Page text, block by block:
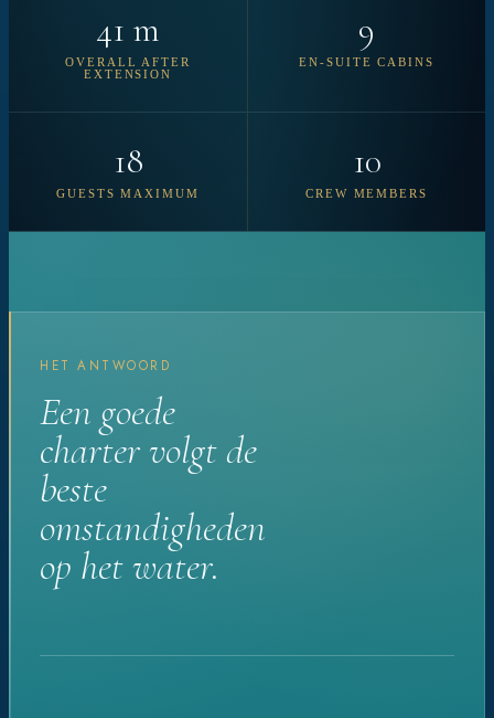
41 m
OVERALL AFTER
EXTENSION
9
EN-SUITE CABINS
18
GUESTS MAXIMUM
10
CREW MEMBERS
HET ANTWOORD
Een goede
charter volgt de
beste
omstandigheden
op het water.